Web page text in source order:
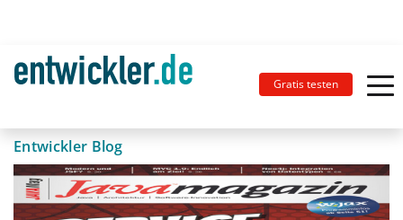
Gratis testen
Entwickler Blog